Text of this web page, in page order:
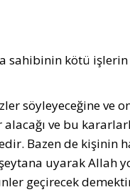
sahibinin kötü
söyleyeceğine ve
ve bu
Bazen de kişinin
uyarak Allah
geçirecek